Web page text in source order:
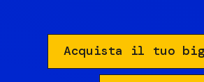
Acquista il tuo